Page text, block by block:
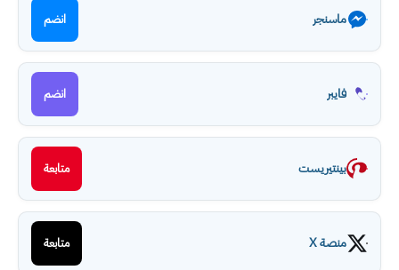
ماسنجر انضم
فايبر انضم
بينتيريست متابعة
منصة X متابعة